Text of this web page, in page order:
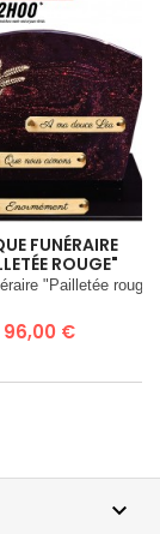
FUNÉRAIRE
ROUGE"
"Pailletée rouge"
Prix
96,00 €
